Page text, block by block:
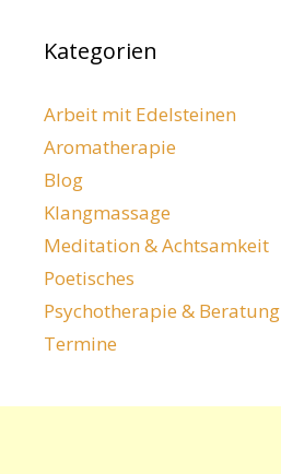
Kategorien
Arbeit mit Edelsteinen
Aromatherapie
Blog
Klangmassage
Meditation & Achtsamkeit
Poetisches
Psychotherapie & Beratung
Termine